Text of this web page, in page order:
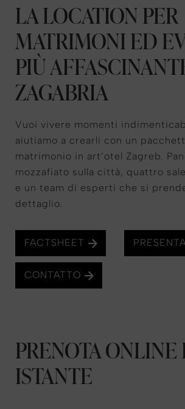
LA LOCATION PER
MATRIMONI ED
PIÙ
ZAGABRIA
Vuoi vivere momenti
aiutiamo a crearli con un
matrimonio in art’otel Zagreb.
mozzafiato sulla città, quattro
e un team di esperti che si
dettaglio.
FACTSHEET
CONTATTO
PRENOTA ONLINE
ISTANTE